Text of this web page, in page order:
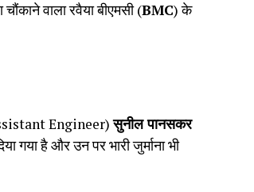
वाला रवैया बीएमसी (BMC) के
Engineer)सुनील पानसकर
गया है और उन पर भारी जुर्माना भी